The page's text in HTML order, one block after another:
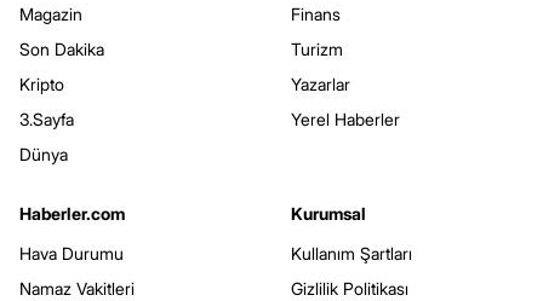
Magazin
Son Dakika
Kripto
3.Sayfa
Dünya
Finans
Turizm
Yazarlar
Yerel Haberler
Haberler.com
Hava Durumu
Namaz Vakitleri
Kurumsal
Kullanım Şartları
Gizlilik Politikası